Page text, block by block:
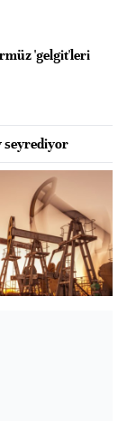
'gelgit'leri
seyrediyor